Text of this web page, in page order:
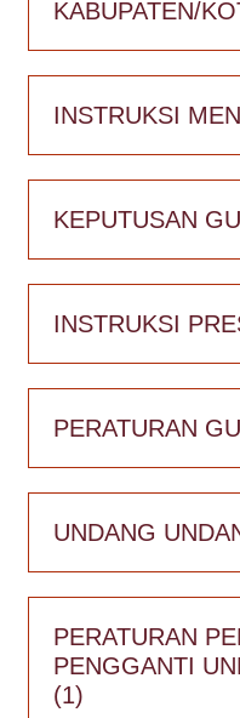
Yogyakarta
KABUPATEN/
INSTRUKSI
KEPUTUSAN
INSTRUKSI
PERATURAN
UNDANG
PERATURAN
PENGGANTI
(1)